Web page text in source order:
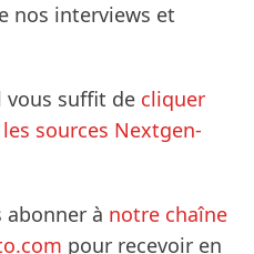
nos interviews et
vous suffit de cliquer
sources Nextgen-
abonner à notre chaîne
pour recevoir en